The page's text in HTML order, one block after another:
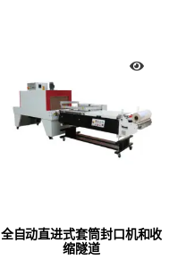
全自动直进式套筒封口机和收
缩隧道